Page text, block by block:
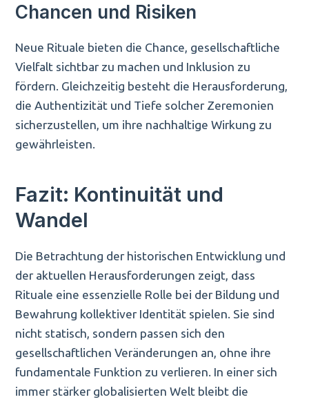
Chancen und Risiken
Neue Rituale bieten die Chance, gesellschaftliche
Vielfalt sichtbar zu machen und Inklusion zu
fördern. Gleichzeitig besteht die Herausforderung,
die Authentizität und Tiefe solcher Zeremonien
sicherzustellen, um ihre nachhaltige Wirkung zu
gewährleisten.
Fazit: Kontinuität und
Wandel
Die Betrachtung der historischen Entwicklung und
der aktuellen Herausforderungen zeigt, dass
Rituale eine essenzielle Rolle bei der Bildung und
Bewahrung kollektiver Identität spielen. Sie sind
nicht statisch, sondern passen sich den
gesellschaftlichen Veränderungen an, ohne ihre
fundamentale Funktion zu verlieren. In einer sich
immer stärker globalisierten Welt bleibt die